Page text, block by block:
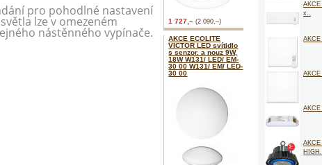
1 727,– (2 090,–)
AKCE ECOLITE
VICTOR LED svítidlo
s senzor. a nouz 9W,
18W W131/ LED/ EM-
30 00 W131/ EM/ LED-
30 00
pro pohodlné nastavení
lze v omezeném
nástěnného vypínače.
AKCE
x..